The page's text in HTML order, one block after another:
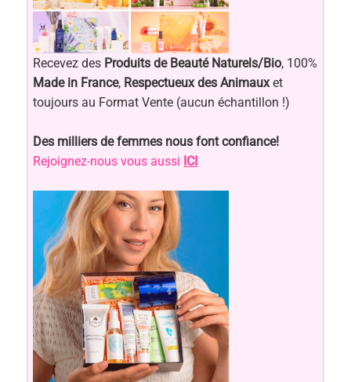
Recevez des Produits de Beauté Naturels/Bio, 100%
Made in France, Respectueux des Animauxet
toujours au Format Vente (aucun échantillon !)
Des milliers de femmes nous font confiance!
Rejoignez-nous vous aussi ICI